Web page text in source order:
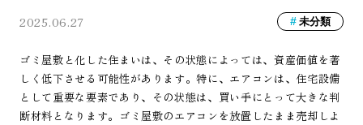
2025.06.27 未分類
ゴミ屋敷と化した住まいは、その状態によっては、資産価値を著
しく低下させる可能性があります。特に、エアコンは、住宅設備
として重要な要素であり、その状態は、買い手にとって大きな判
断材料となります。ゴミ屋敷のエアコンを放置したまま売却しよ